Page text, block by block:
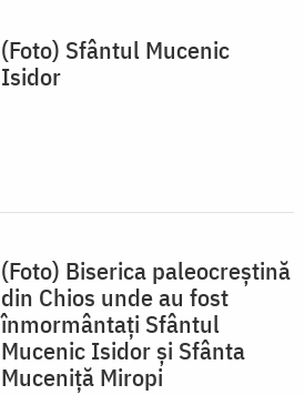
(Foto) Sfântul Mucenic
Isidor
(Foto) Biserica paleocreștină
din Chios unde au fost
înmormântați Sfântul
Mucenic Isidor și Sfânta
Muceniță Miropi